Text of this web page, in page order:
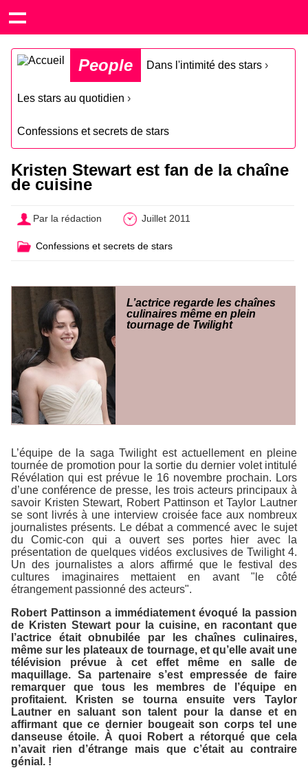
People Dans l'intimité des stars ›
Les stars au quotidien ›
Confessions et secrets de stars
Kristen Stewart est fan de la chaîne
de cuisine
Par la rédaction Juillet 2011
Confessions et secrets de stars
L’actrice regarde les chaînes
culinaires même en plein
tournage de Twilight
L’équipe de la saga Twilightest actuellement en pleine
tournée de promotion pour la sortie du dernier volet intitulé
Révélation qui est prévue le 16 novembre prochain. Lors
d’une conférence de presse, les trois acteurs principaux à
savoir Kristen Stewart, Robert Pattinson et Taylor Lautner
se sont livrés à une interview croisée face aux nombreux
journalistes présents. Le débat a commencé avec le sujet
du Comic-con qui a ouvert ses portes hier avec la
présentation de quelques vidéos exclusives de Twilight 4.
Un des journalistes a alors affirmé que le festival des
cultures imaginaires mettaient en avant "le côté
étrangement passionné des acteurs".
Robert Pattinson a immédiatement évoqué la passion
de Kristen Stewart pour la cuisine, en racontant que
l’actrice était obnubilée par les chaînes culinaires,
même sur les plateaux de tournage, et qu’elle avait une
télévision prévue à cet effet même en salle de
maquillage. Sa partenaire s’est empressée de faire
remarquer que tous les membres de l’équipe en
profitaient. Kristen se tourna ensuite vers Taylor
Lautner en saluant son talent pour la danse et en
affirmant que ce dernier bougeait son corps tel une
danseuse étoile. À quoi Robert a rétorqué que cela
n’avait rien d’étrange mais que c’était au contraire
génial. !